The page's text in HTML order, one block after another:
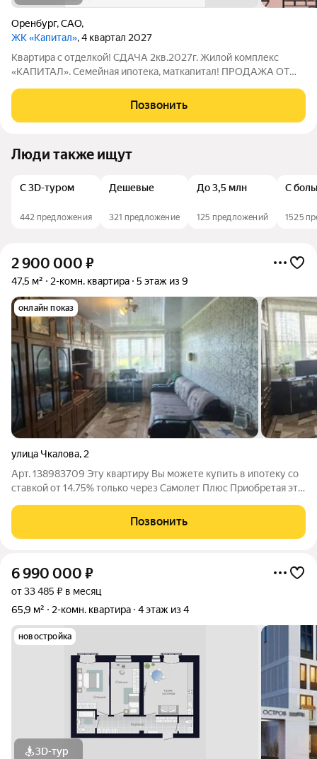
Оренбург,САО,
ЖК «Капитал», 4 квартал 2027
Квартира с отделкой! СДАЧА 2кв.2027г. Жилой комплекс
«КАПИТАЛ». Семейная ипотека, маткапитал! ПРОДАЖА ОТ
официальном отделе продаж! Функциональные просторные
евро планировки: гостиная/кухня для совместного
Позвонить
Люди также ищут
С 3D-туром
442 предложения
Дешевые
321 предложение
До 3,5 млн
125 предложений
С
1525
2 900 000 ₽
47,5 м² 2-комн. квартира 5 этаж из 9
онлайн показ
улица Чкалова, 2
Арт. 138983709 Эту квартиру Вы можете купить в ипотеку со
ставкой от 14.75% только через Самолет Плюс Приобретая эту
сертификаты новосела от строительных и мебельных
компаний! Современная 2-комнатная
Позвонить
6 990 000 ₽
от 33 485 ₽ в месяц
65,9 м²
2-комн. квартира 4 этаж из 4
новостройка
3D-тур